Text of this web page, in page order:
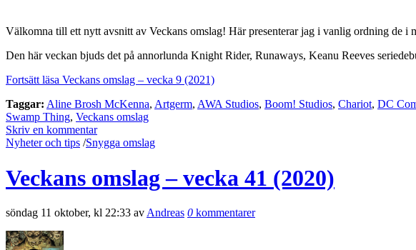
Välkomna till ett nytt avsnitt av Veckans omslag! Här presenterar jag i vanlig ordning de i
Den här veckan bjuds det på annorlunda Knight Rider, Runaways, Keanu Reeves
Fortsätt läsa Veckans omslag – vecka 9 (2021)
Taggar: Aline Brosh McKenna, Artgerm, AWA Studios, Boom! Studios, Chariot, DC
Swamp Thing, Veckans omslag
Skriv en kommentar
Nyheter och tips /Snygga omslag
Veckans omslag – vecka 41 (2020)
söndag 11 oktober, kl 22:33 av Andreas 0 kommentarer